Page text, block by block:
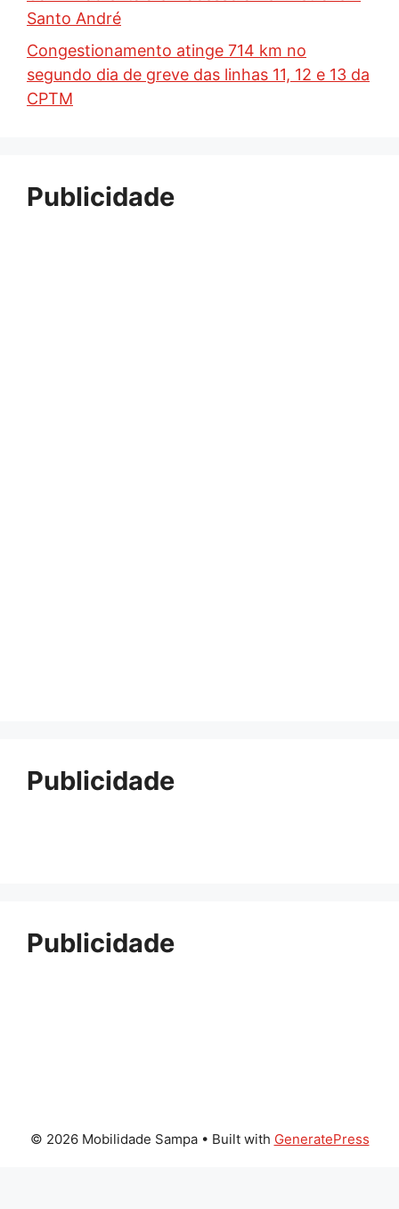
Santo André
Congestionamento atinge 714 km no
segundo dia de greve das linhas 11, 12 e 13 da
CPTM
Publicidade
Publicidade
Publicidade
© 2026 Mobilidade Sampa• Built with GeneratePress